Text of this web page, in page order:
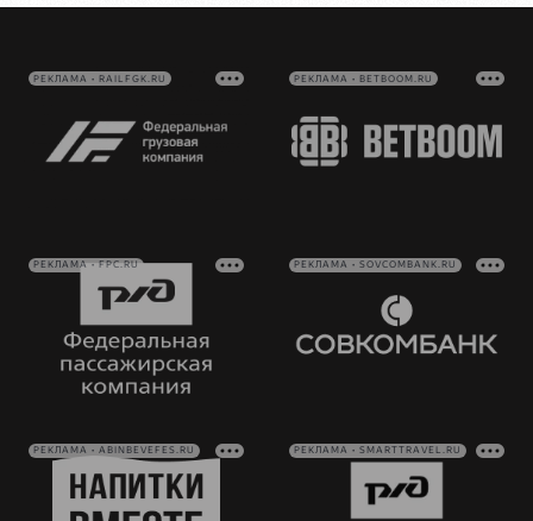
РЕКЛАМА • RAILFGK.RU РЕКЛАМА • BETBOOM.RU
РЕКЛАМА • FPC.RU РЕКЛАМА • SOVCOMBANK.RU
РЕКЛАМА • ABINBEVEFES.RU РЕКЛАМА • SMARTTRAVEL.RU